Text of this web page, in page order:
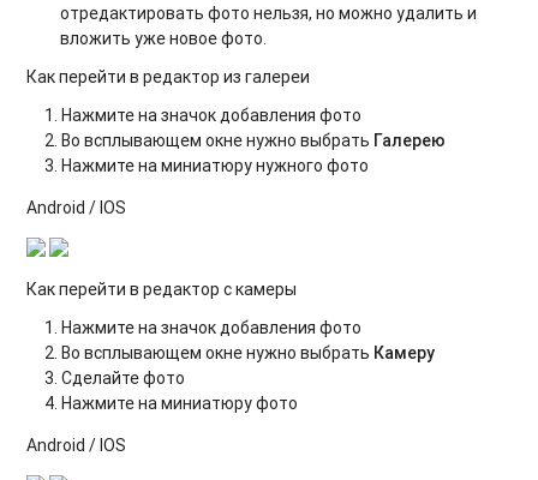
отредактировать фото нельзя, но можно удалить и
вложить уже новое фото.
Как перейти в редактор из галереи
Нажмите на значок добавления фото
Во всплывающем окне нужно выбрать Галерею
Нажмите на миниатюру нужного фото
Android / IOS
Как перейти в редактор с камеры
Нажмите на значок добавления фото
Во всплывающем окне нужно выбрать Камеру
Сделайте фото
Нажмите на миниатюру фото
Android / IOS